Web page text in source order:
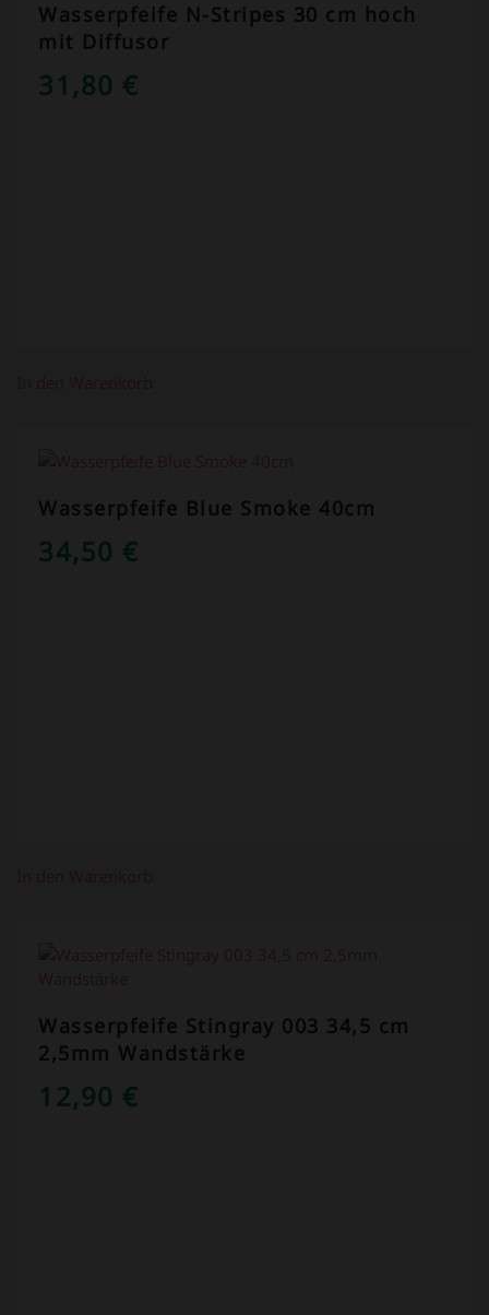
Wasserpfeife N-Stripes 30 cm hoch
mit Diffusor
31,80 €
Wasserpfeife Blue Smoke 40cm
34,50 €
Wasserpfeife Stingray 003 34,5 cm
2,5mm Wandstärke
12,90 €